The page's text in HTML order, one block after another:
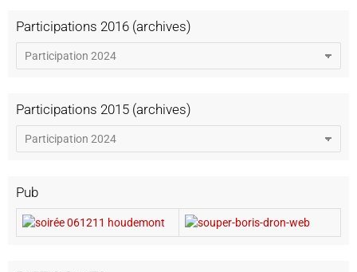
Participations 2016 (archives)
Participations 2015 (archives)
Pub